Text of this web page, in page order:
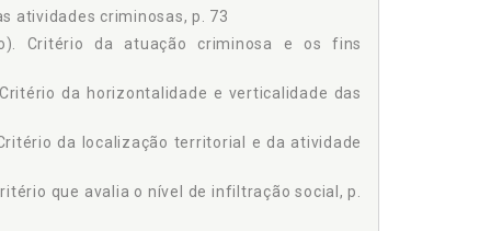
atividades criminosas, p. 73
Critério da atuação criminosa e os fins
da horizontalidade e verticalidade das
da localização territorial e da atividade
que avalia o nível de infiltração social, p.